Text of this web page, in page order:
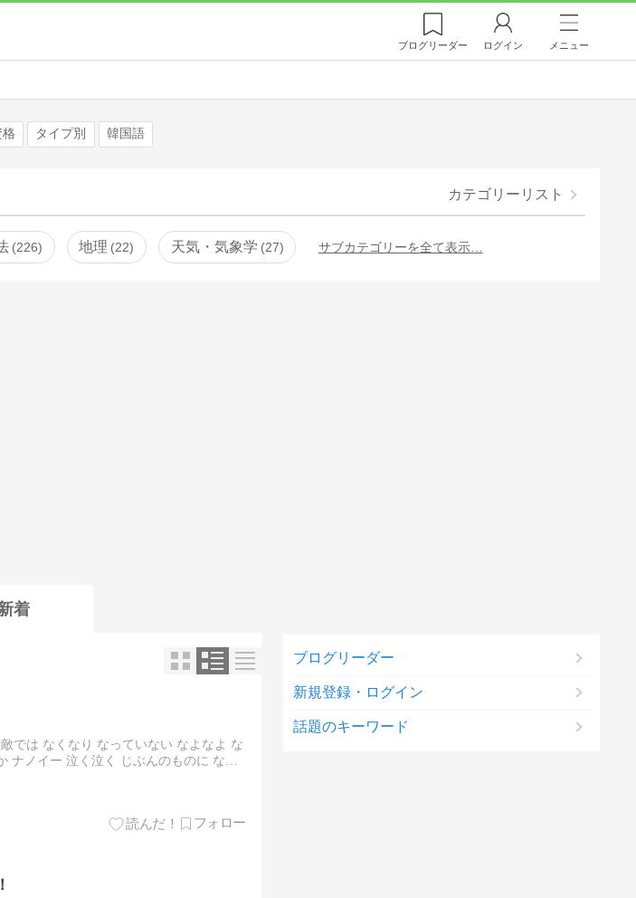
ブログリーダー ログイン メニュー
格 タイプ別 韓国語
カテゴリーリスト
226 地理 22 天気・気象学 27 サブカテゴリーを全て表示…
着
では なくなり なっていない なよなよ な
ノイー 泣く泣く じぶんのものに なっ
ブログリーダー
新規登録・ログイン
話題のキーワード